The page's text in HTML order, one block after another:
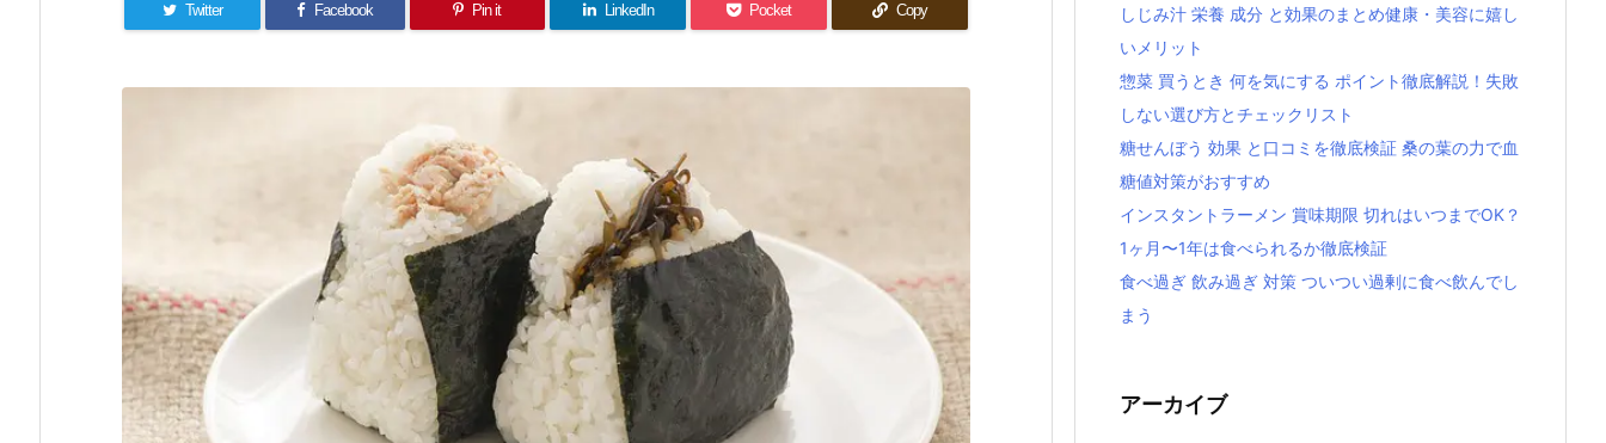
Twitter Facebook Pin it LinkedIn Pocket Copy
しじみ汁 栄養 成分 と効果のまとめ健康・美容に嬉し
いメリット
惣菜 買うとき 何を気にする ポイント徹底解説！失敗
しない選び方とチェックリスト
糖せんぼう 効果 と口コミを徹底検証 桑の葉の力で血
糖値対策がおすすめ
インスタントラーメン 賞味期限 切れはいつまでOK？
1ヶ月〜1年は食べられるか徹底検証
食べ過ぎ 飲み過ぎ 対策 ついつい過剰に食べ飲んでし
まう
アーカイブ